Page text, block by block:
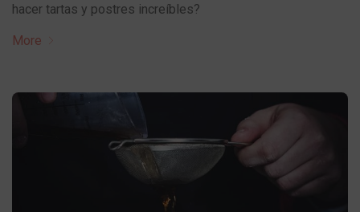
hacer tartas y postres increíbles?
More